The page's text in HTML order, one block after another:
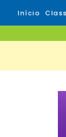
Início